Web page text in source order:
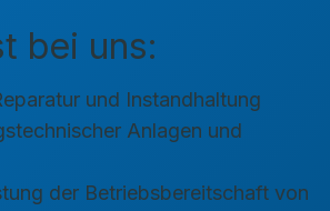
bei uns:
und Instandhaltung
Anlagen und
der Betriebsbereitschaft von